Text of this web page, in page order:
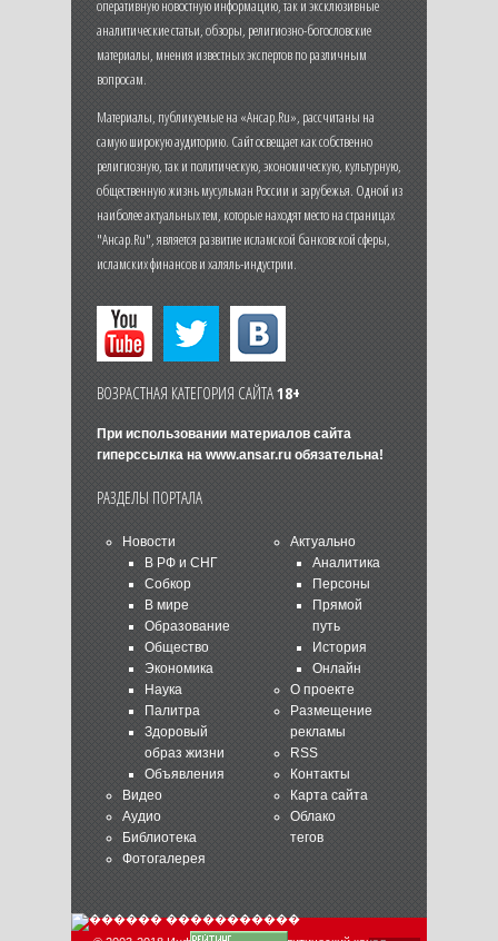
оперативную новостную информацию, так и эксклюзивные
аналитические статьи, обзоры, религиозно-богословские
материалы, мнения известных экспертов по различным
вопросам.
Материалы, публикуемые на «Ансар.Ru», рассчитаны на
самую широкую аудиторию. Сайт освещает как собственно
религиозную, так и политическую, экономическую, культурную,
общественную жизнь мусульман России и зарубежья. Одной из
наиболее актуальных тем, которые находят место на страницах
"Ансар.Ru", является развитие исламской банковской сферы,
исламских финансов и халяль-индустрии.
ВОЗРАСТНАЯ КАТЕГОРИЯ САЙТА18+
При использовании материалов сайта
гиперссылка на www.ansar.ruобязательна!
РАЗДЕЛЫ ПОРТАЛА
Новости
В РФ и СНГ
Собкор
В мире
Образование
Общество
Экономика
Наука
Палитра
Здоровый
образ жизни
Объявления
Видео
Аудио
Библиотека
Фотогалерея
Актуально
Аналитика
Персоны
Прямой
путь
История
Онлайн
О проекте
Размещение
рекламы
RSS
Контакты
Карта сайта
Облако
тегов